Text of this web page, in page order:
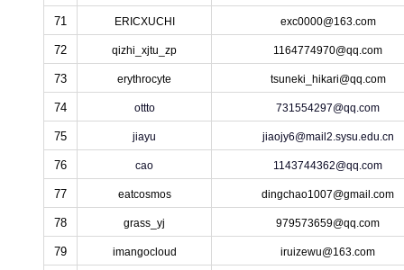
71 ERICXUCHI exc0000@163.com
72 qizhi_xjtu_zp 1164774970@qq.com
73 erythrocyte tsuneki_hikari@qq.com
74 ottto 731554297@qq.com
75 jiayu jiaojy6@mail2.sysu.edu.cn
76 cao 1143744362@qq.com
77 eatcosmos dingchao1007@gmail.com
78 grass_yj 979573659@qq.com
79 imangocloud iruizewu@163.com